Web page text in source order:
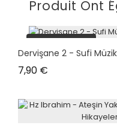
Produit Ont
plus en stock
Dervişane 2 - Sufi
7,90 €